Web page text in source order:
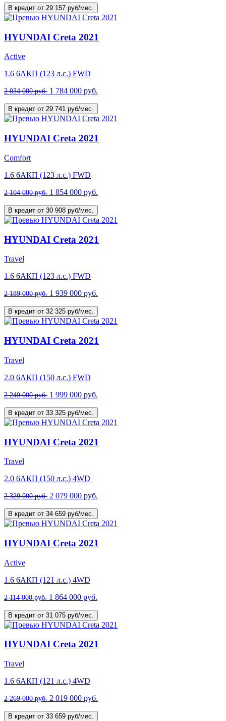
В кредит от 29 157 руб/мес.
HYUNDAI Creta 2021
Active
1.6 6AКП (123 л.с.) FWD
2 034 000 руб. 1 784 000 руб.
В кредит от 29 741 руб/мес.
HYUNDAI Creta 2021
Comfort
1.6 6AКП (123 л.с.) FWD
2 104 000 руб. 1 854 000 руб.
В кредит от 30 908 руб/мес.
HYUNDAI Creta 2021
Travel
1.6 6AКП (123 л.с.) FWD
2 189 000 руб. 1 939 000 руб.
В кредит от 32 325 руб/мес.
HYUNDAI Creta 2021
Travel
2.0 6AКП (150 л.с.) FWD
2 249 000 руб. 1 999 000 руб.
В кредит от 33 325 руб/мес.
HYUNDAI Creta 2021
Travel
2.0 6AКП (150 л.с.) 4WD
2 329 000 руб. 2 079 000 руб.
В кредит от 34 659 руб/мес.
HYUNDAI Creta 2021
Active
1.6 6AКП (121 л.с.) 4WD
2 114 000 руб. 1 864 000 руб.
В кредит от 31 075 руб/мес.
HYUNDAI Creta 2021
Travel
1.6 6AКП (121 л.с.) 4WD
2 269 000 руб. 2 019 000 руб.
В кредит от 33 659 руб/мес.